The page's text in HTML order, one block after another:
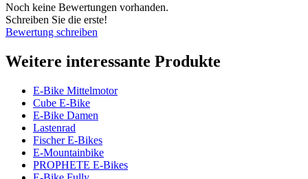
Noch keine Bewertungen vorhanden.
Schreiben Sie die erste!
Bewertung schreiben
Weitere interessante Produkte
E-Bike Mittelmotor
Cube E-Bike
E-Bike Damen
Lastenrad
Fischer E-Bikes
E-Mountainbike
PROPHETE E-Bikes